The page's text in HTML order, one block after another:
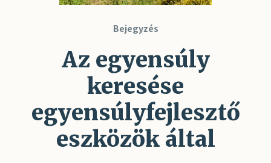
Bejegyzés
Az egyensúly
keresése
egyensúlyfejlesztő
eszközök által